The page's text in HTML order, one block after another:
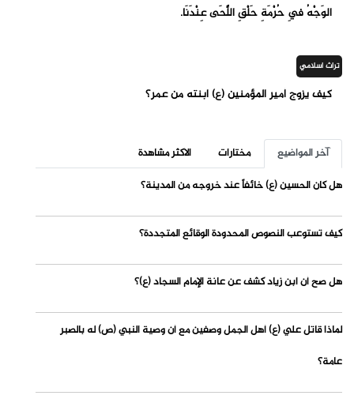
الوَجْهُ فِي حُرْمَةِ حَلْقِ اللِّحَى عِنْدَنَا.
تراث اسلامي
كيف يزوج أمير المؤمنين (ع) ابنته من عمر؟
آخر المواضيع مختارات
الاكثر مشاهدة
هل كان الحسين (ع) خائفاً عند خروجه من المدينة؟
كيف تستوعب النصوص المحدودة الوقائع المتجددة؟
هل صح أن ابن زياد كشف عن عانة الإمام السجاد (ع)؟
لماذا قاتل علي (ع) أهل الجمل وصفين مع أن وصية النبي (ص) له بالصبر
عامة؟